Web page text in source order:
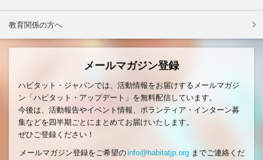
教育関係の方へ
メールマガジン登録
ハビタット・ジャパンでは、活動情報をお届けするメールマガジ
ン「ハビタット・アップデート」を無料配信しています。
今後は、活動報告やイベント情報、ボランティア・インターン募
集などを四半期ごとにまとめてお届けいたします。
ぜひご登録ください！
メールマガジン登録をご希望のinfo@habitatjp.orgまでご連絡くだ